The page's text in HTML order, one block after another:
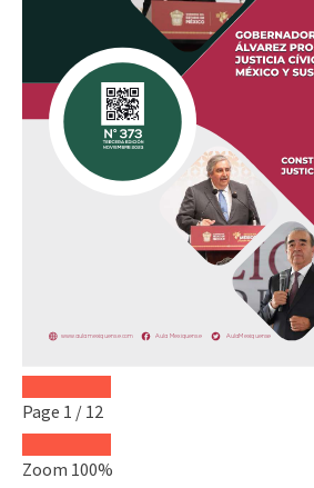
Page 1 / 12
Zoom 100%